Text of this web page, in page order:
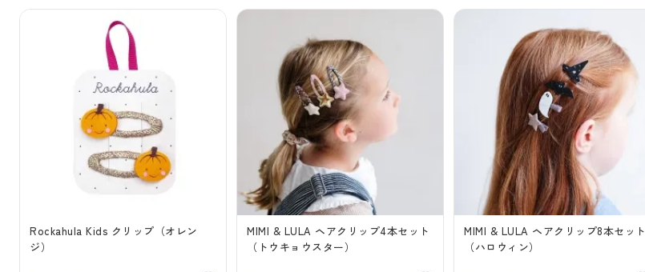
Rockahula Kids クリップ（オレン
ジ）
MIMI & LULA ヘアクリップ4本セット
（トウキョウスター）
MIMI & LULA ヘアクリップ8本セット
（ハロウィン）